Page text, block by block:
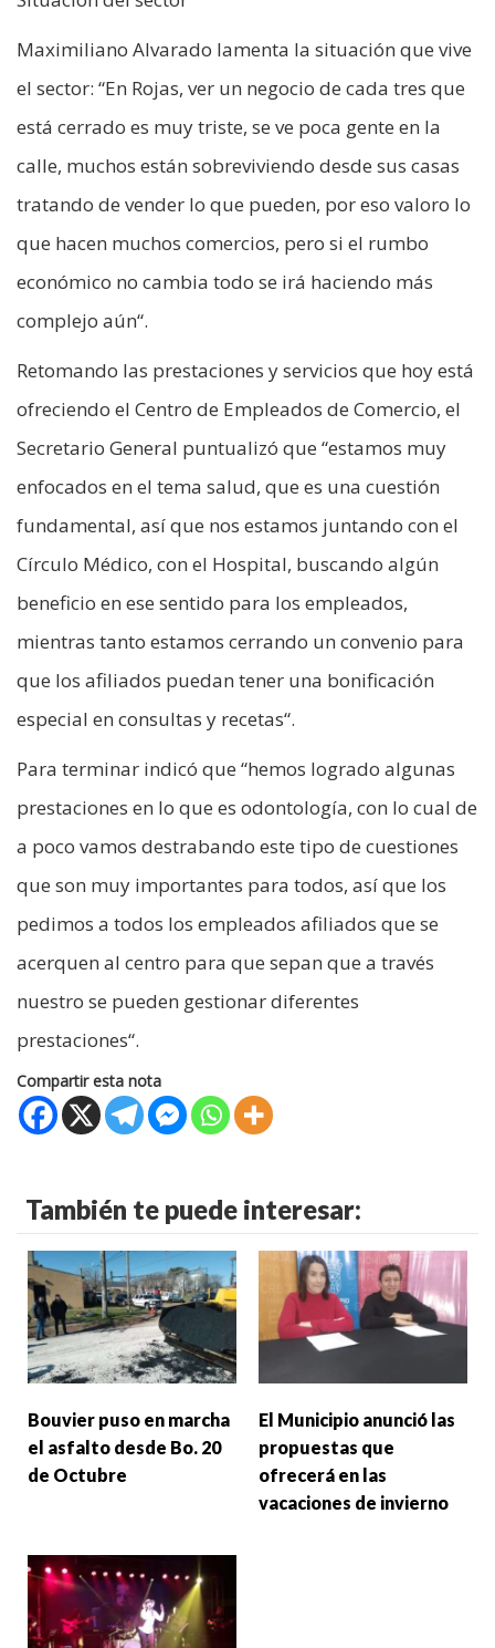
Maximiliano Alvarado lamenta la situación que vive
el sector: “En Rojas, ver un negocio de cada tres que
está cerrado es muy triste, se ve poca gente en la
calle, muchos están sobreviviendo desde sus casas
tratando de vender lo que pueden, por eso valoro lo
que hacen muchos comercios, pero si el rumbo
económico no cambia todo se irá haciendo más
complejo aún“.
Retomando las prestaciones y servicios que hoy está
ofreciendo el Centro de Empleados de Comercio, el
Secretario General puntualizó que “estamos muy
enfocados en el tema salud, que es una cuestión
fundamental, así que nos estamos juntando con el
Círculo Médico, con el Hospital, buscando algún
beneficio en ese sentido para los empleados,
mientras tanto estamos cerrando un convenio para
que los afiliados puedan tener una bonificación
especial en consultas y recetas“.
Para terminar indicó que “hemos logrado algunas
prestaciones en lo que es odontología, con lo cual de
a poco vamos destrabando este tipo de cuestiones
que son muy importantes para todos, así que los
pedimos a todos los empleados afiliados que se
acerquen al centro para que sepan que a través
nuestro se pueden gestionar diferentes
prestaciones“.
Compartir esta nota
También te puede interesar:
Bouvier puso en marcha
el asfalto desde Bo. 20
de Octubre
El Municipio anunció las
propuestas que
ofrecerá en las
vacaciones de invierno